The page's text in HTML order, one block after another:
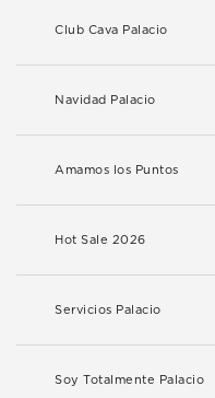
Club Cava Palacio
Navidad Palacio
Amamos los Puntos
Hot Sale 2026
Servicios Palacio
Soy Totalmente Palacio